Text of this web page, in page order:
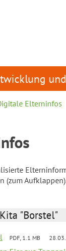
Elterninfos
(zum
"Borstel"
PDF, 1.1 MB